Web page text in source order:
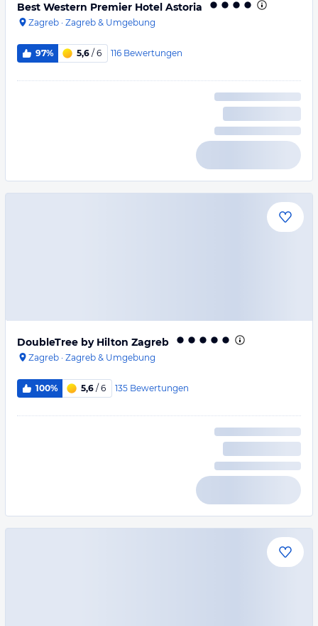
Best Western Premier Hotel Astoria
Zagreb · Zagreb & Umgebung
97% 5,6 / 6 116 Bewertungen
DoubleTree by Hilton Zagreb
Zagreb · Zagreb & Umgebung
100% 5,6 / 6 135 Bewertungen